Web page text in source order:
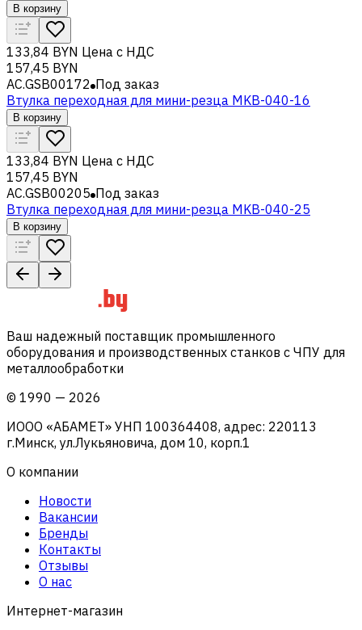
В корзину
133,84 BYN Цена с НДС
157,45 BYN
AC.GSB00172 Под заказ
Втулка переходная для мини-резца MKB-040-16
В корзину
133,84 BYN Цена с НДС
157,45 BYN
AC.GSB00205 Под заказ
Втулка переходная для мини-резца MKB-040-25
В корзину
Ваш надежный поставщик промышленного
оборудования и производственных станков с ЧПУ для
металлообработки
© 1990 — 2026
ИООО «АБАМЕТ» УНП 100364408, адрес: 220113
г.Минск, ул.Лукьяновича, дом 10, корп.1
О компании
Новости
Вакансии
Бренды
Контакты
Отзывы
О нас
Интернет-магазин